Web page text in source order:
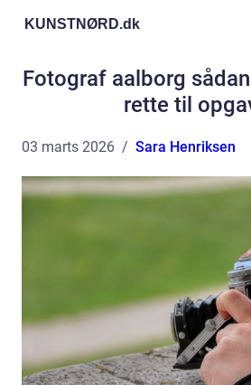
KUNSTNØRD.dk
Fotograf aalborg
rette til
03 marts 2026 Sara Henriksen